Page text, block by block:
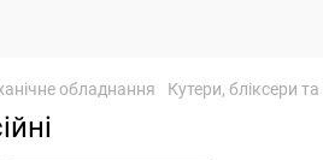
обладнання Кутери, бліксери